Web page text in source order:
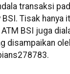
transaksi
BSI. Tisak hanya
BSI juga
disampaikan